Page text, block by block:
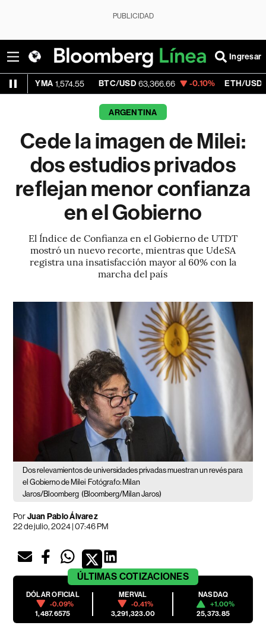
PUBLICIDAD
Ingresar
1,574.55 BTC/USD 63,366.66 -0.10% ETH/USD 1,883.375
ARGENTINA
Cede la imagen de Milei:
dos estudios privados
reflejan menor confianza
en el Gobierno
El Índice de Confianza en el Gobierno de UTDT
mostró un nuevo recorte, mientras que UdeSA
registra una insatisfacción mayor al 60% con la
marcha del país
Dos relevamientos de universidades privadas muestran un revés para
el Gobierno de Milei Fotógrafo: Milan
Jaros/Bloomberg (Bloomberg/Milan Jaros)
PorJuan Pablo Álvarez
22 de julio, 2024 | 07:46 PM
ÚLTIMAS COTIZACIONES
DÓLAR OFICIAL
-0.09%
1,487.6575
MERVAL
-0.41%
3,291,323.00
NASDAQ
+1.00%
25,373.85